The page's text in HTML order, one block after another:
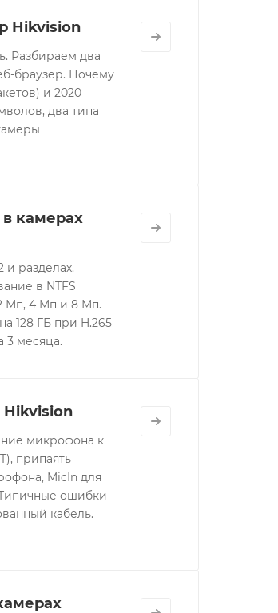
Hikvision
Разбираем два
браузер. Почему
и 2020
два типа
камерах
и разделах.
в NTFS
Мп, 4 Мп и 8 Мп.
128 ГБ при H.265
3 месяца.
Hikvision
микрофона к
припаять
MicIn для
ошибки
кабель.